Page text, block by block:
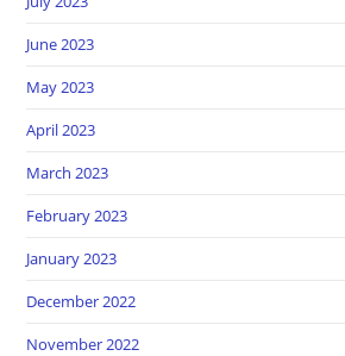
June 2023
May 2023
April 2023
March 2023
February 2023
January 2023
December 2022
November 2022